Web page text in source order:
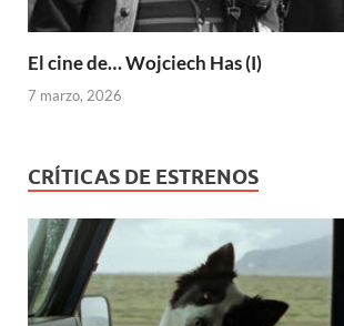
El cine de… Wojciech Has (I)
7 marzo, 2026
CRÍTICAS DE ESTRENOS